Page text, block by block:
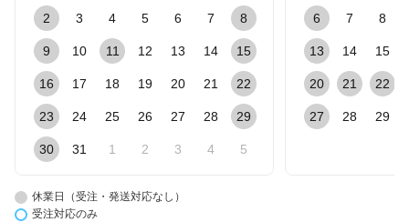
2 3 4 5 6 7 8
9 10 11 12 13 14 15
16 17 18 19 20 21 22
23 24 25 26 27 28 29
30 31 1 2 3 4 5
6 7 8
13 14 15
20 21 22
27 28 29
休業日（受注・発送対応なし）
受注対応のみ